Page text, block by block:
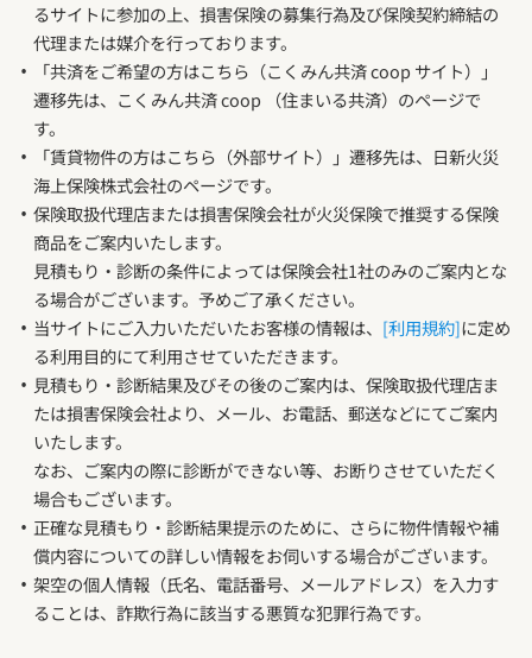
るサイトに参加の上、損害保険の募集行為及び保険契約締結の
代理または媒介を行っております。
「共済をご希望の方はこちら（こくみん共済 coop サイト）」
遷移先は、こくみん共済 coop （住まいる共済）のページで
す。
「賃貸物件の方はこちら（外部サイト）」遷移先は、日新火災
海上保険株式会社のページです。
保険取扱代理店または損害保険会社が火災保険で推奨する保険
商品をご案内いたします。
見積もり・診断の条件によっては保険会社1社のみのご案内とな
る場合がございます。予めご了承ください。
当サイトにご入力いただいたお客様の情報は、 [利用規約]に定め
る利用目的にて利用させていただきます。
見積もり・診断結果及びその後のご案内は、保険取扱代理店ま
たは損害保険会社より、メール、お電話、郵送などにてご案内
いたします。
なお、ご案内の際に診断ができない等、お断りさせていただく
場合もございます。
正確な見積もり・診断結果提示のために、さらに物件情報や補
償内容についての詳しい情報をお伺いする場合がございます。
架空の個人情報（氏名、電話番号、メールアドレス）を入力す
ることは、詐欺行為に該当する悪質な犯罪行為です。